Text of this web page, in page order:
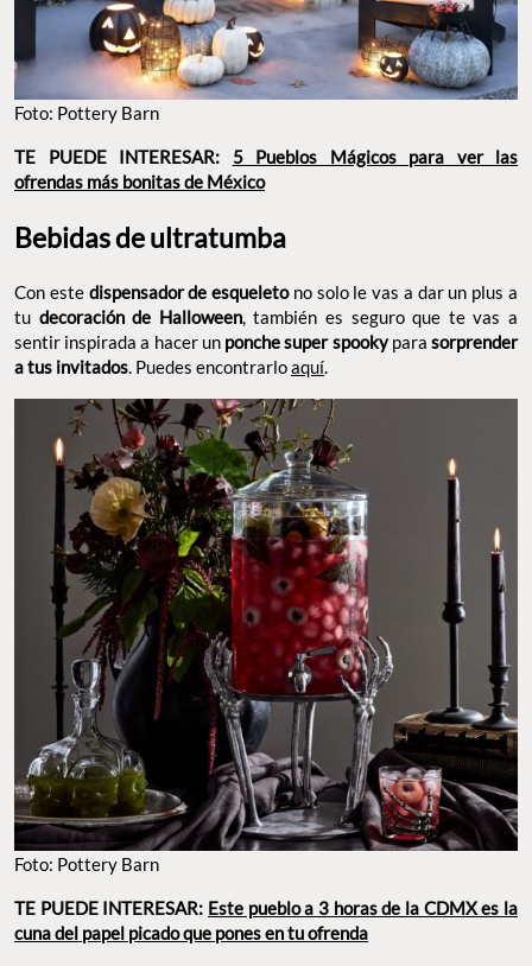
Foto: Pottery Barn
TE PUEDE INTERESAR: 5 Pueblos Mágicos para ver las
ofrendas más bonitas de México
Bebidas de ultratumba
Con este dispensador de esqueletono solo le vas a dar un plus a
tu decoración de Halloween, también es seguro que te vas a
sentir inspirada a hacer un ponche super spookyparasorprender
a tus invitados. Puedes encontrarloaquí.
Foto: Pottery Barn
TE PUEDE INTERESAR: Este pueblo a 3 horas de la CDMX es la
cuna del papel picado que pones en tu ofrenda